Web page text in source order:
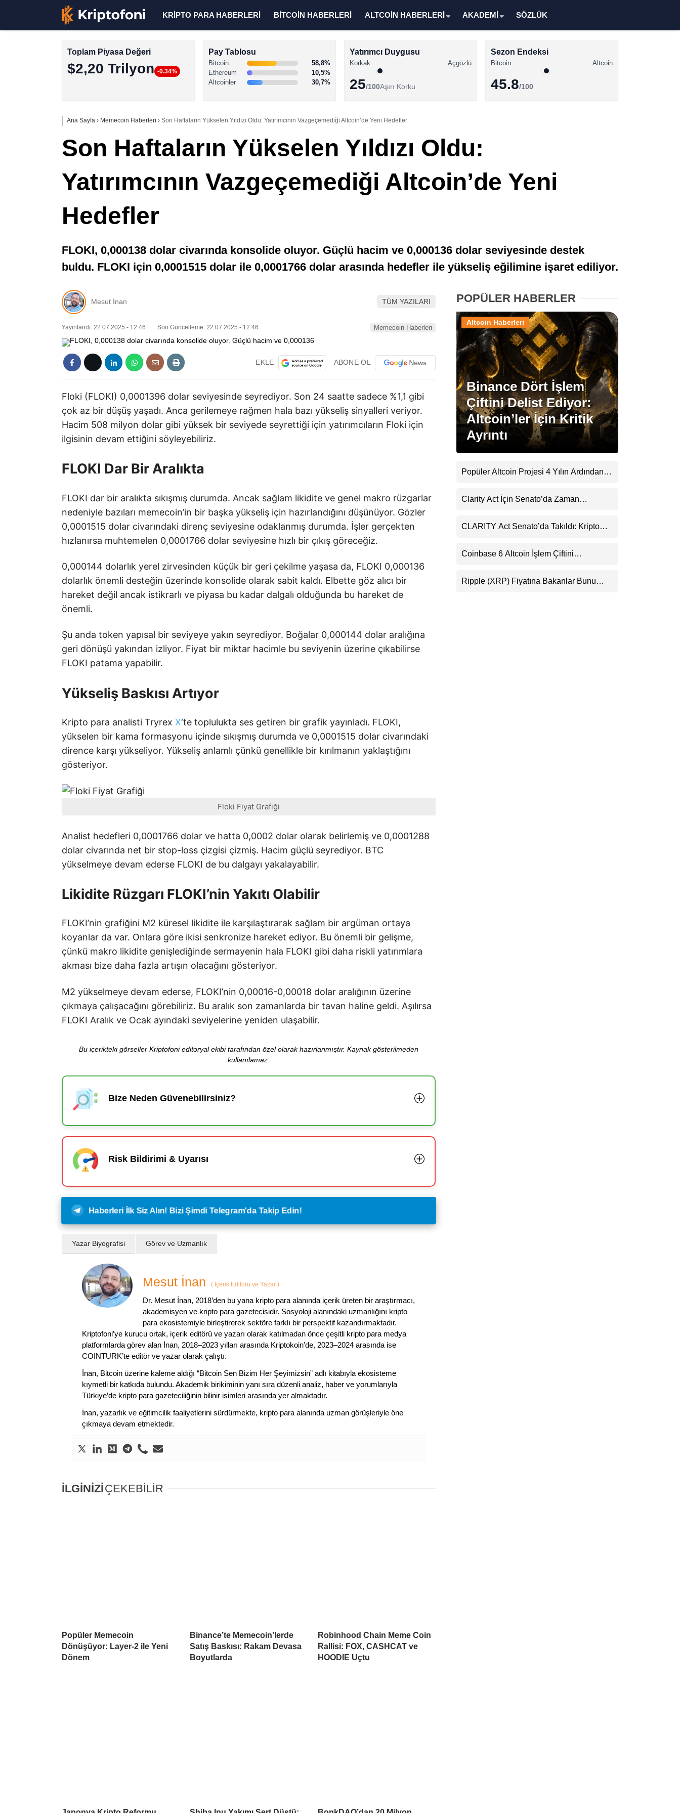
Stablecoin Haberleri
Instagram
Youtube
TikTok
Pinterest
KRİPTO PARA HABERLERİ BİTCOİN HABERLERİ ALTCOİN HABERLERİ AKADEMİ SÖZLÜK
Toplam Piyasa Değeri
$2,20 Trilyon -0.34%
Pay Tablosu
Bitcoin
58,8%
Ethereum
10,5%
Altcoinler
30,7%
Yatırımcı Duygusu
Korkak Açgözlü
25/100Aşırı Korku
Sezon Endeksi
Bitcoin Altcoin
45.8/100
Ana Sayfa › Memecoin Haberleri › Son Haftaların Yükselen Yıldızı Oldu: Yatırımcının Vazgeçemediği Altcoin’de Yeni Hedefler
Son Haftaların Yükselen Yıldızı Oldu:
Yatırımcının Vazgeçemediği Altcoin’de Yeni
Hedefler
FLOKI, 0,000138 dolar civarında konsolide oluyor. Güçlü hacim ve 0,000136 dolar seviyesinde destek
buldu. FLOKI için 0,0001515 dolar ile 0,0001766 dolar arasında hedefler ile yükseliş eğilimine işaret ediliyor.
Mesut İnan TÜM YAZILARI
Yayınlandı: 22.07.2025 - 12:46 Son Güncelleme: 22.07.2025 - 12:46 Memecoin Haberleri
EKLE ABONE OL
Floki (FLOKI) 0,0001396 dolar seviyesinde seyrediyor. Son 24 saatte sadece %1,1 gibi
çok az bir düşüş yaşadı. Anca gerilemeye rağmen hala bazı yükseliş sinyalleri veriyor.
Hacim 508 milyon dolar gibi yüksek bir seviyede seyrettiği için yatırımcıların Floki için
ilgisinin devam ettiğini söyleyebiliriz.
FLOKI Dar Bir Aralıkta
FLOKI dar bir aralıkta sıkışmış durumda. Ancak sağlam likidite ve genel makro rüzgarlar
nedeniyle bazıları memecoin’in bir başka yükseliş için hazırlandığını düşünüyor. Gözler
0,0001515 dolar civarındaki direnç seviyesine odaklanmış durumda. İşler gerçekten
hızlanırsa muhtemelen 0,0001766 dolar seviyesine hızlı bir çıkış göreceğiz.
0,000144 dolarlık yerel zirvesinden küçük bir geri çekilme yaşasa da, FLOKI 0,000136
dolarlık önemli desteğin üzerinde konsolide olarak sabit kaldı. Elbette göz alıcı bir
hareket değil ancak istikrarlı ve piyasa bu kadar dalgalı olduğunda bu hareket de
önemli.
Şu anda token yapısal bir seviyeye yakın seyrediyor. Boğalar 0,000144 dolar aralığına
geri dönüşü yakından izliyor. Fiyat bir miktar hacimle bu seviyenin üzerine çıkabilirse
FLOKI patama yapabilir.
Yükseliş Baskısı Artıyor
Kripto para analisti Tryrex X‘te toplulukta ses getiren bir grafik yayınladı. FLOKI,
yükselen bir kama formasyonu içinde sıkışmış durumda ve 0,0001515 dolar civarındaki
dirence karşı yükseliyor. Yükseliş anlamlı çünkü genellikle bir kırılmanın yaklaştığını
gösteriyor.
Floki Fiyat Grafiği
Analist hedefleri 0,0001766 dolar ve hatta 0,0002 dolar olarak belirlemiş ve 0,0001288
dolar civarında net bir stop-loss çizgisi çizmiş. Hacim güçlü seyrediyor. BTC
yükselmeye devam ederse FLOKI de bu dalgayı yakalayabilir.
Likidite Rüzgarı FLOKI’nin Yakıtı Olabilir
FLOKI’nin grafiğini M2 küresel likidite ile karşılaştırarak sağlam bir argüman ortaya
koyanlar da var. Onlara göre ikisi senkronize hareket ediyor. Bu önemli bir gelişme,
çünkü makro likidite genişlediğinde sermayenin hala FLOKI gibi daha riskli yatırımlara
akması bize daha fazla artışın olacağını gösteriyor.
M2 yükselmeye devam ederse, FLOKI’nin 0,00016-0,00018 dolar aralığının üzerine
çıkmaya çalışacağını görebiliriz. Bu aralık son zamanlarda bir tavan haline geldi. Aşılırsa
FLOKI Aralık ve Ocak ayındaki seviyelerine yeniden ulaşabilir.
Bu içerikteki görseller Kriptofoni editoryal ekibi tarafından özel olarak hazırlanmıştır. Kaynak gösterilmeden
kullanılamaz.
Bize Neden Güvenebilirsiniz?
Risk Bildirimi & Uyarısı
Haberleri İlk Siz Alın! Bizi Şimdi Telegram'da Takip Edin!
Yazar Biyografisi Görev ve Uzmanlık
Mesut İnan ( İçerik Editörü ve Yazar )
Dr. Mesut İnan, 2018’den bu yana kripto para alanında içerik üreten bir araştırmacı,
akademisyen ve kripto para gazetecisidir. Sosyoloji alanındaki uzmanlığını kripto
para ekosistemiyle birleştirerek sektöre farklı bir perspektif kazandırmaktadır.
Kriptofoni’ye kurucu ortak, içerik editörü ve yazarı olarak katılmadan önce çeşitli kripto para medya
platformlarda görev alan İnan, 2018–2023 yılları arasında Kriptokoin’de, 2023–2024 arasında ise
COINTURK’te editör ve yazar olarak çalıştı.
İnan, Bitcoin üzerine kaleme aldığı “Bitcoin Sen Bizim Her Şeyimizsin” adlı kitabıyla ekosisteme
kıymetli bir katkıda bulundu. Akademik birikiminin yanı sıra düzenli analiz, haber ve yorumlarıyla
Türkiye’de kripto para gazeteciliğinin bilinir isimleri arasında yer almaktadır.
İnan, yazarlık ve eğitimcilik faaliyetlerini sürdürmekte, kripto para alanında uzman görüşleriyle öne
çıkmaya devam etmektedir.
İLGİNİZİÇEKEBİLİR
Popüler Memecoin
Dönüşüyor: Layer-2 ile Yeni
Dönem
Binance’te Memecoin’lerde
Satış Baskısı: Rakam Devasa
Boyutlarda
Robinhood Chain Meme Coin
Rallisi: FOX, CASHCAT ve
HOODIE Uçtu
POPÜLER HABERLER
Binance Dört İşlem
Çiftini Delist Ediyor:
Altcoin’ler İçin Kritik
Ayrıntı
Altcoin Haberleri
Popüler Altcoin Projesi 4 Yılın Ardından
Uyarısı
Clarity Act İçin Senato’da Zaman
CLARITY Act Senato’da Takıldı: Kripto
Coinbase 6 Altcoin İşlem Çiftini
Ripple (XRP) Fiyatına Bakanlar Bunu